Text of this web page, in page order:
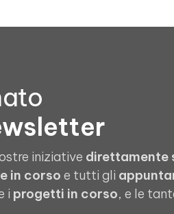
iniziative direttamente
in corso e tutti gli
i progetti in corso, e le